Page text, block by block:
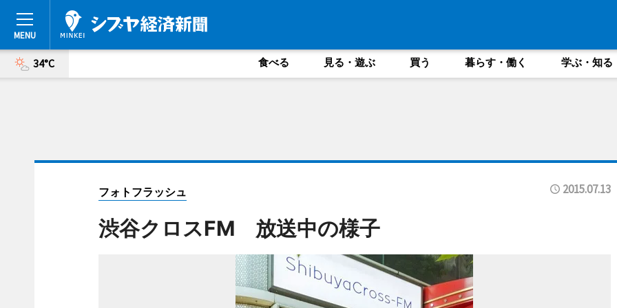
34°C 食べる 見る・遊ぶ 買う 暮らす・働く 学ぶ・知る
フォトフラッシュ 2015.07.13
渋谷クロスFM 放送中の様子